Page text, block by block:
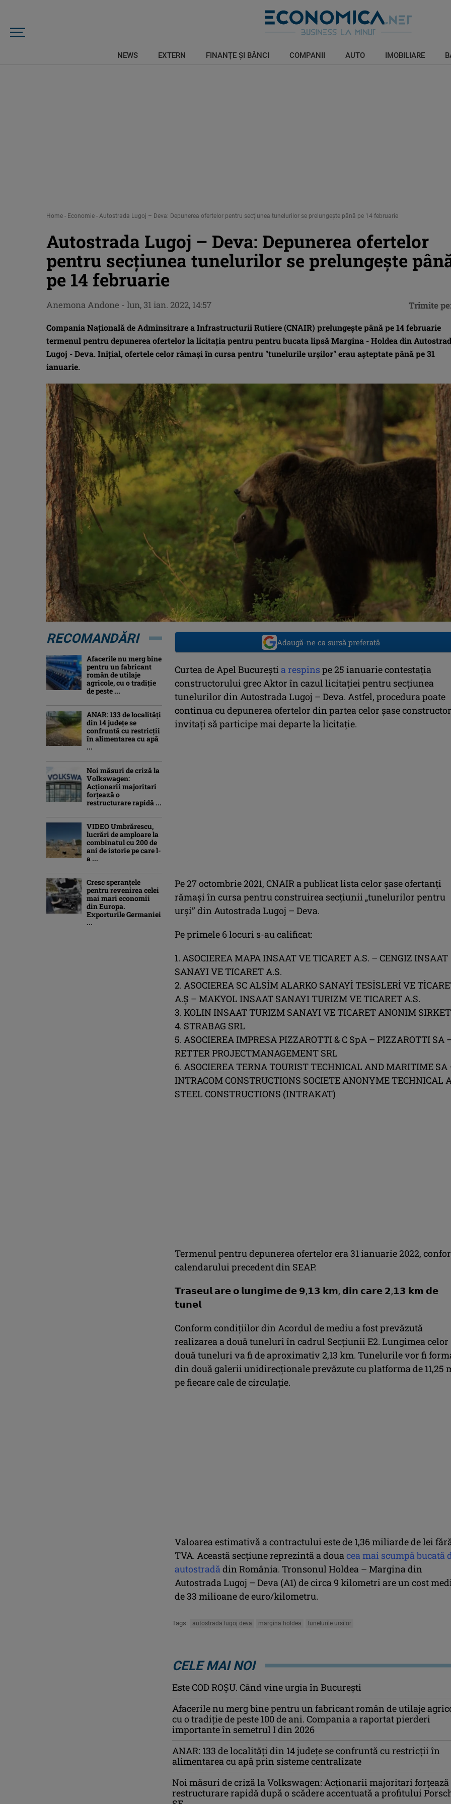
NEWS EXTERN FINANŢE ŞI BĂNCI COMPANII AUTO IMOBILIARE
Home - Economie - Autostrada Lugoj – Deva: Depunerea ofertelor pentru secțiunea tunelurilor se prelungește până pe 14 februarie
Autostrada Lugoj – Deva: Depunerea ofertelor
pentru secțiunea tunelurilor se prelungește
pe 14 februarie
Compania Națională de Adminsitrare a Infrastructurii Rutiere (CNAIR) prelungește până pe 14 februarie
termenul pentru depunerea ofertelor la licitația pentru pentru bucata lipsă Margina - Holdea din
Lugoj - Deva. Inițial, ofertele celor rămași în cursa pentru "tunelurile urșilor" erau așteptate până pe 31
ianuarie.
Anemona Andone - lun, 31 ian. 2022, 14:57 Trimite
Adaugă-ne ca sursă preferată
Curtea de Apel București a respins pe 25 ianuarie contestația
constructorului grec Aktor în cazul licitației pentru secțiunea
tunelurilor din Autostrada Lugoj – Deva. Astfel, procedura poate
continua cu depunerea ofertelor din partea celor șase
invitați să participe mai departe la licitație.
Pe 27 octombrie 2021, CNAIR a publicat lista celor șase ofertanți
rămași în cursa pentru construirea secțiunii „tunelurilor pentru
urși” din Autostrada Lugoj – Deva.
Pe primele 6 locuri s-au calificat:
1. ASOCIEREA MAPA INSAAT VE TICARET A.S. – CENGIZ INSAAT
SANAYI VE TICARET A.S.
2. ASOCIEREA SC ALSİM ALARKO SANAYİ TESİSLERİ VE
A.Ș – MAKYOL INSAAT SANAYI TURIZM VE TICARET A.S.
3. KOLIN INSAAT TURIZM SANAYI VE TICARET ANONIM
4. STRABAG SRL
5. ASOCIEREA IMPRESA PIZZAROTTI & C SpA – PIZZAROTTI SA
RETTER PROJECTMANAGEMENT SRL
6. ASOCIEREA TERNA TOURIST TECHNICAL AND MARITIME SA
INTRACOM CONSTRUCTIONS SOCIETE ANONYME TECHNICAL
STEEL CONSTRUCTIONS (INTRAKAT)
Termenul pentru depunerea ofertelor era 31 ianuarie 2022,
calendarului precedent din SEAP.
𝗧𝗿𝗮𝘀𝗲𝘂𝗹 𝗮𝗿𝗲 𝗼 𝗹𝘂𝗻𝗴𝗶𝗺𝗲 𝗱𝗲 𝟵,𝟭𝟯 𝗸𝗺, 𝗱𝗶𝗻 𝗰𝗮𝗿𝗲 𝟮,𝟭𝟯 𝗸𝗺 𝗱𝗲
𝘁𝘂𝗻𝗲𝗹
Conform condițiilor din Acordul de mediu a fost prevăzută
realizarea a două tuneluri în cadrul Secțiunii E2. Lungimea celor
două tuneluri va fi de aproximativ 2,13 km. Tunelurile vor fi
din două galerii unidirecționale prevăzute cu platforma de 11,25
pe fiecare cale de circulație.
Valoarea estimativă a contractului este de 1,36 miliarde de lei
TVA. Această secțiune reprezintă a doua cea mai scumpă bucată
autostradă din România. Tronsonul Holdea – Margina din
Autostrada Lugoj – Deva (A1) de circa 9 kilometri are un cost
de 33 milioane de euro/kilometru.
Tags: autostrada lugoj deva margina holdea tunelurile ursilor
CELE MAI NOI
Este COD ROŞU. Când vine urgia în Bucureşti
Afacerile nu merg bine pentru un fabricant român de utilaje
cu o tradiție de peste 100 de ani. Compania a raportat pierderi
importante în semetrul I din 2026
ANAR: 133 de localități din 14 județe se confruntă cu restricții în
alimentarea cu apă prin sisteme centralizate
Noi măsuri de criză la Volkswagen: Acționarii majoritari forțează
restructurare rapidă după o scădere accentuată a profitului
RECOMANDĂRI
Afacerile nu merg bine
pentru un fabricant
român de utilaje
agricole, cu o tradiție
de peste ...
ANAR: 133 de localități
din 14 județe se
confruntă cu restricții
în alimentarea cu apă
...
Noi măsuri de criză la
Volkswagen:
Acționarii majoritari
forțează o
restructurare rapidă ...
VIDEO Umbrărescu,
lucrări de amploare la
combinatul cu 200 de
ani de istorie pe care l-
a ...
Cresc speranțele
pentru revenirea celei
mai mari economii
din Europa.
Exporturile Germaniei
...